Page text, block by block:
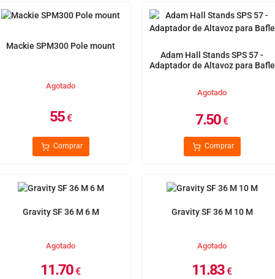
Mackie SPM300 Pole mount
Agotado
55€
Comprar
Adam Hall Stands SPS 57 -
Adaptador de Altavoz para Bafle
Agotado
7.50€
Comprar
Gravity SF 36 M 6 M
Agotado
11.70€
Gravity SF 36 M 10 M
Agotado
11.83€